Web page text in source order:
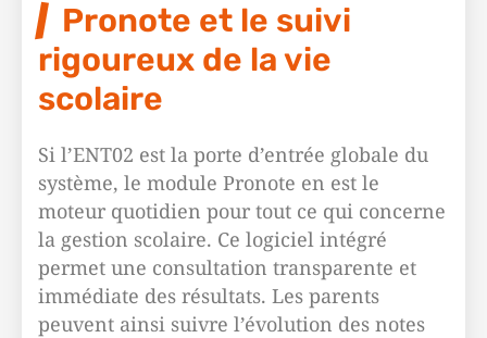
Pronote et le suivi
rigoureux de la vie
scolaire
Si l’ENT02 est la porte d’entrée globale du
système, le module Pronote en est le
moteur quotidien pour tout ce qui concerne
la gestion scolaire. Ce logiciel intégré
permet une consultation transparente et
immédiate des résultats. Les parents
peuvent ainsi suivre l’évolution des notes